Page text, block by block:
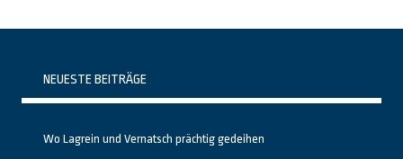
NEUESTE BEITRÄGE
Wo Lagrein und Vernatsch prächtig gedeihen